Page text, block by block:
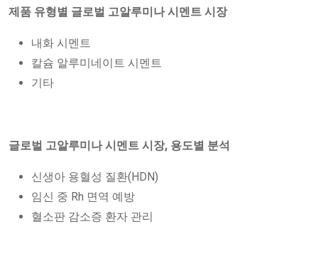
제품 유형별 글로벌 고알루미나 시멘트 시장
내화 시멘트
칼슘 알루미네이트 시멘트
기타
글로벌 고알루미나 시멘트 시장, 용도별 분석
신생아 용혈성 질환(HDN)
임신 중 Rh 면역 예방
혈소판 감소증 환자 관리